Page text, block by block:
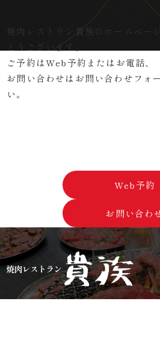
焼肉レストラン貴族のホームペー
とうございます。
ご予約はWeb予約またはお電話、
お問い合わせはお問い合わせフォ
い。
Web予約
お問い合わ